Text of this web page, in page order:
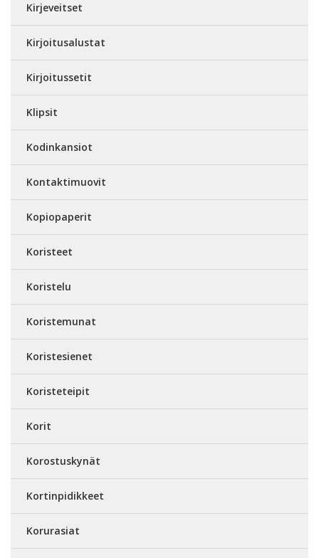
Kirjeveitset
Kirjoitusalustat
Kirjoitussetit
Klipsit
Kodinkansiot
Kontaktimuovit
Kopiopaperit
Koristeet
Koristelu
Koristemunat
Koristesienet
Koristeteipit
Korit
Korostuskynät
Kortinpidikkeet
Korurasiat